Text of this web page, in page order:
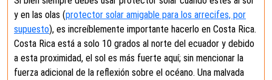
y en las olas (protector solar amigable para los arrecifes, por
supuesto), es increíblemente importante hacerlo en Costa Rica.
Costa Rica está a solo 10 grados al norte del ecuador y debido
a esta proximidad, el sol es más fuerte aquí; sin mencionar la
fuerza adicional de la reflexión sobre el océano. Una malvada